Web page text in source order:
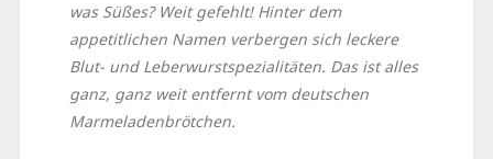
was Süßes? Weit gefehlt! Hinter dem
appetitlichen Namen verbergen sich leckere
Blut- und Leberwurstspezialitäten. Das ist alles
ganz, ganz weit entfernt vom deutschen
Marmeladenbrötchen.